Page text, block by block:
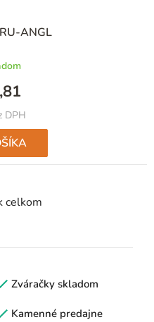
ANGL
DPH
d
celkom
Zváračky skladom
Kamenné predajne